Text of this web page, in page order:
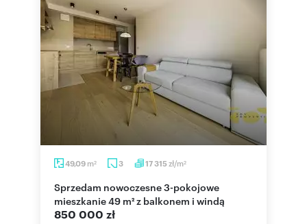
49,09 m2 3 17 315 zł/m2
Sprzedam nowoczesne 3-pokojowe
mieszkanie 49 m² z balkonem i windą
850 000 zł